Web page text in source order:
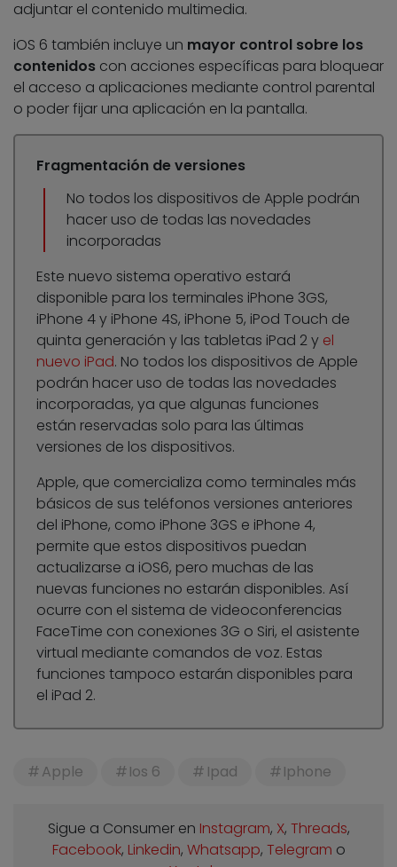
adjuntar el contenido multimedia.
iOS 6 también incluye un mayor control sobre los
contenidos con acciones específicas para bloquear
el acceso a aplicaciones mediante control parental
o poder fijar una aplicación en la pantalla.
Fragmentación de versiones
No todos los dispositivos de Apple podrán
hacer uso de todas las novedades
incorporadas
Este nuevo sistema operativo estará
disponible para los terminales iPhone 3GS,
iPhone 4 y iPhone 4S, iPhone 5, iPod Touch de
quinta generación y las tabletas iPad 2 y el
nuevo iPad. No todos los dispositivos de Apple
podrán hacer uso de todas las novedades
incorporadas, ya que algunas funciones
están reservadas solo para las últimas
versiones de los dispositivos.
Apple, que comercializa como terminales más
básicos de sus teléfonos versiones anteriores
del iPhone, como iPhone 3GS e iPhone 4,
permite que estos dispositivos puedan
actualizarse a iOS6, pero muchas de las
nuevas funciones no estarán disponibles. Así
ocurre con el sistema de videoconferencias
FaceTime con conexiones 3G o Siri, el asistente
virtual mediante comandos de voz. Estas
funciones tampoco estarán disponibles para
el iPad 2.
Apple Ios 6 Ipad Iphone
Sigue a Consumer en Instagram, X, Threads,
Facebook, Linkedin, Whatsapp, Telegram o